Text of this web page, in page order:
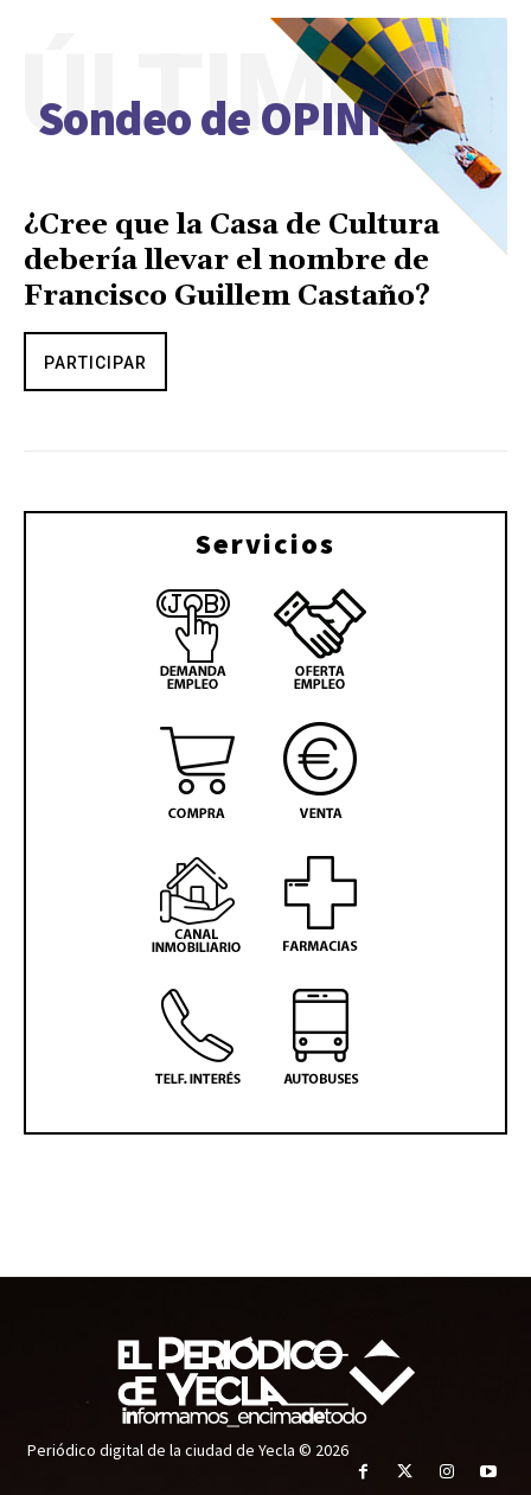
Sondeo de OPINIÓN
ÚLTIMO
¿Cree que la Casa de Cultura
debería llevar el nombre de
Francisco Guillem Castaño?
PARTICIPAR
Servicios
Periódico digital de la ciudad de Yecla © 2026